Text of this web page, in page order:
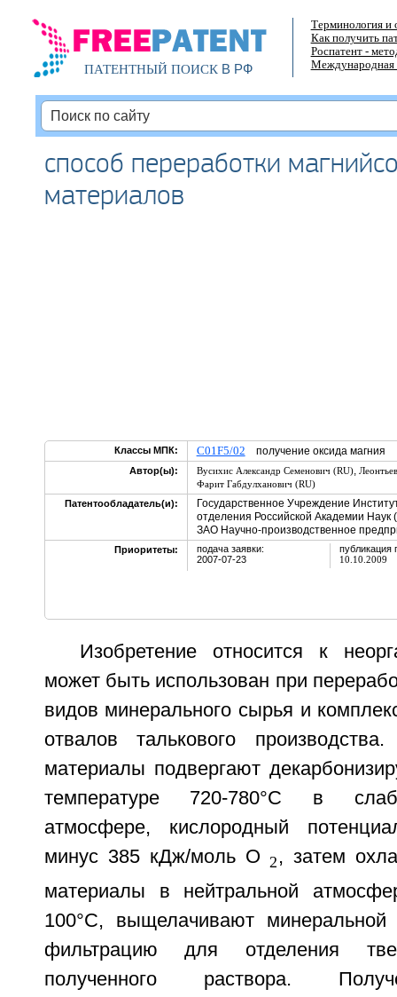
ПАТЕНТНЫЙ ПОИСКВ РФ
Терминология и
Как получить
Роспатент -
Международная
способ переработки
материалов
Классы МПК: C01F5/02 получение оксида магния
Автор(ы): Вусихис Александр Семенович (RU),
Фарит Габдулханович (RU)
Патентообладатель(и):
Государственное Учреждение
отделения Российской Академии
ЗАО Научно-производственное
Приоритеты:
подача заявки:
2007-07-23
публикация
10.10.2009
Изобретение относится к
может быть использован при
видов минерального сырья и
отвалов талькового
материалы подвергают
температуре 720-780°С в
атмосфере, кислородный
минус 385 кДж/моль O 2 , затем
материалы в нейтральной
100°С, выщелачивают минеральной
фильтрацию для отделения
полученного раствора.